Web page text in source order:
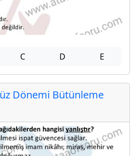
C D E
Dönemi Bütünleme